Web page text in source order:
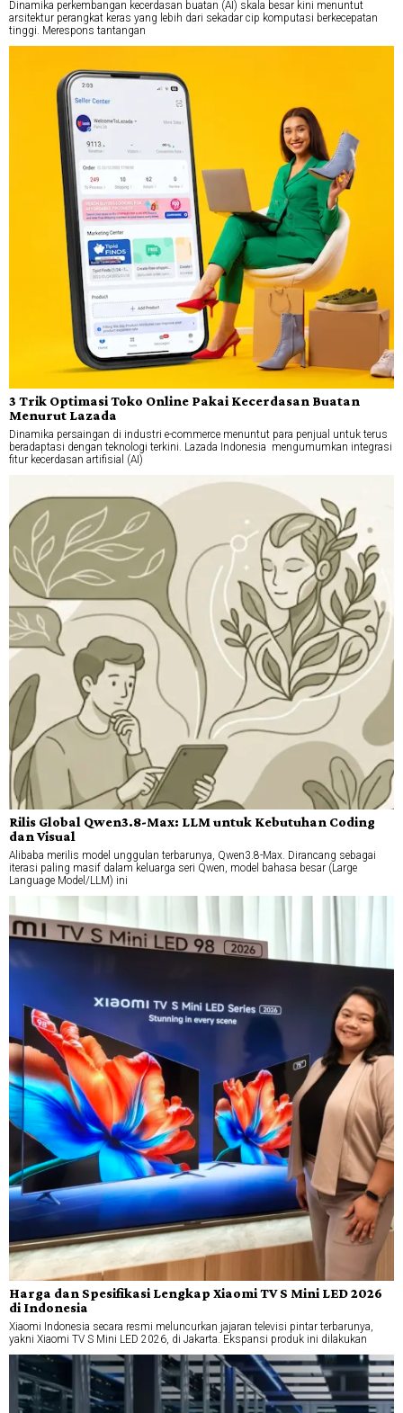
Dinamika perkembangan kecerdasan buatan (AI) skala besar kini menuntut
arsitektur perangkat keras yang lebih dari sekadar cip komputasi berkecepatan
tinggi. Merespons tantangan
3 Trik Optimasi Toko Online Pakai Kecerdasan Buatan
Menurut Lazada
Dinamika persaingan di industri e-commerce menuntut para penjual untuk terus
beradaptasi dengan teknologi terkini. Lazada Indonesia mengumumkan integrasi
fitur kecerdasan artifisial (AI)
Rilis Global Qwen3.8-Max: LLM untuk Kebutuhan Coding
dan Visual
Alibaba merilis model unggulan terbarunya, Qwen3.8-Max. Dirancang sebagai
iterasi paling masif dalam keluarga seri Qwen, model bahasa besar (Large
Language Model/LLM) ini
Harga dan Spesifikasi Lengkap Xiaomi TV S Mini LED 2026
di Indonesia
Xiaomi Indonesia secara resmi meluncurkan jajaran televisi pintar terbarunya,
yakni Xiaomi TV S Mini LED 2026, di Jakarta. Ekspansi produk ini dilakukan